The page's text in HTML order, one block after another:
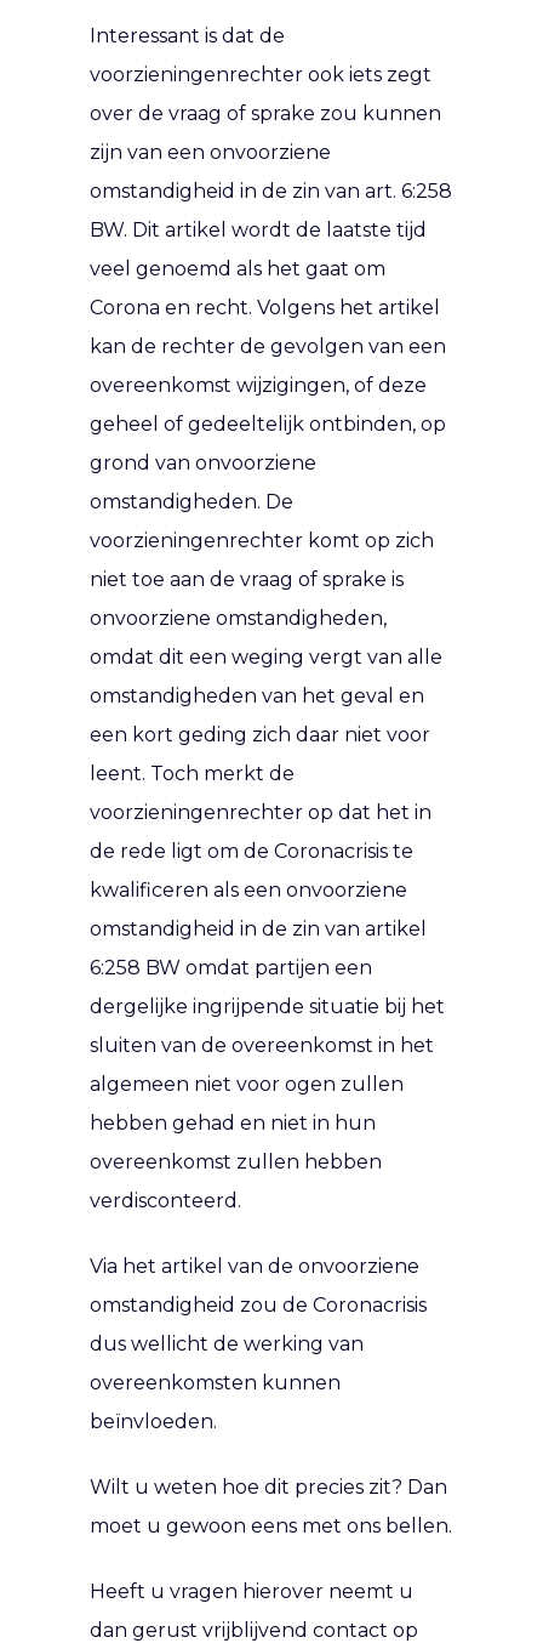
Interessant is dat de
voorzieningenrechter ook iets zegt
over de vraag of sprake zou kunnen
zijn van een onvoorziene
omstandigheid in de zin van art. 6:258
BW. Dit artikel wordt de laatste tijd
veel genoemd als het gaat om
Corona en recht. Volgens het artikel
kan de rechter de gevolgen van een
overeenkomst wijzigingen, of deze
geheel of gedeeltelijk ontbinden, op
grond van onvoorziene
omstandigheden. De
voorzieningenrechter komt op zich
niet toe aan de vraag of sprake is
onvoorziene omstandigheden,
omdat dit een weging vergt van alle
omstandigheden van het geval en
een kort geding zich daar niet voor
leent. Toch merkt de
voorzieningenrechter op dat het in
de rede ligt om de Coronacrisis te
kwalificeren als een onvoorziene
omstandigheid in de zin van artikel
6:258 BW omdat partijen een
dergelijke ingrijpende situatie bij het
sluiten van de overeenkomst in het
algemeen niet voor ogen zullen
hebben gehad en niet in hun
overeenkomst zullen hebben
verdisconteerd.
Via het artikel van de onvoorziene
omstandigheid zou de Coronacrisis
dus wellicht de werking van
overeenkomsten kunnen
beïnvloeden.
Wilt u weten hoe dit precies zit? Dan
moet u gewoon eens met ons bellen.
Heeft u vragen hierover neemt u
dan gerust vrijblijvend contact op